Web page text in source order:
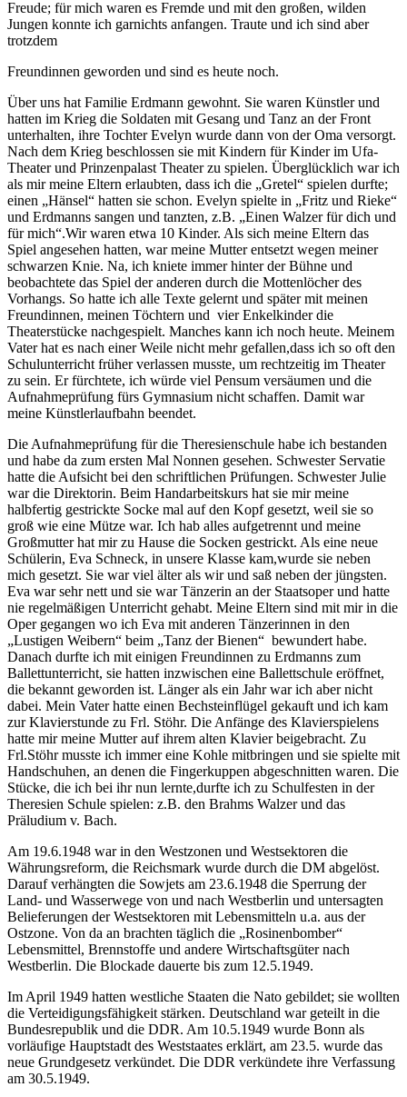
Freude; für mich waren es Fremde und mit den großen, wilden
Jungen konnte ich garnichts anfangen. Traute und ich sind aber
trotzdem
Freundinnen geworden und sind es heute noch.
Über uns hat Familie Erdmann gewohnt. Sie waren Künstler und
hatten im Krieg die Soldaten mit Gesang und Tanz an der Front
unterhalten, ihre Tochter Evelyn wurde dann von der Oma versorgt.
Nach dem Krieg beschlossen sie mit Kindern für Kinder im Ufa-
Theater und Prinzenpalast Theater zu spielen. Überglücklich war ich
als mir meine Eltern erlaubten, dass ich die „Gretel“ spielen durfte;
einen „Hänsel“ hatten sie schon. Evelyn spielte in „Fritz und Rieke“
und Erdmanns sangen und tanzten, z.B. „Einen Walzer für dich und
für mich“.Wir waren etwa 10 Kinder. Als sich meine Eltern das
Spiel angesehen hatten, war meine Mutter entsetzt wegen meiner
schwarzen Knie. Na, ich kniete immer hinter der Bühne und
beobachtete das Spiel der anderen durch die Mottenlöcher des
Vorhangs. So hatte ich alle Texte gelernt und später mit meinen
Freundinnen, meinen Töchtern und vier Enkelkinder die
Theaterstücke nachgespielt. Manches kann ich noch heute. Meinem
Vater hat es nach einer Weile nicht mehr gefallen,dass ich so oft den
Schulunterricht früher verlassen musste, um rechtzeitig im Theater
zu sein. Er fürchtete, ich würde viel Pensum versäumen und die
Aufnahmeprüfung fürs Gymnasium nicht schaffen. Damit war
meine Künstlerlaufbahn beendet.
Die Aufnahmeprüfung für die Theresienschule habe ich bestanden
und habe da zum ersten Mal Nonnen gesehen. Schwester Servatie
hatte die Aufsicht bei den schriftlichen Prüfungen. Schwester Julie
war die Direktorin. Beim Handarbeitskurs hat sie mir meine
halbfertig gestrickte Socke mal auf den Kopf gesetzt, weil sie so
groß wie eine Mütze war. Ich hab alles aufgetrennt und meine
Großmutter hat mir zu Hause die Socken gestrickt. Als eine neue
Schülerin, Eva Schneck, in unsere Klasse kam,wurde sie neben
mich gesetzt. Sie war viel älter als wir und saß neben der jüngsten.
Eva war sehr nett und sie war Tänzerin an der Staatsoper und hatte
nie regelmäßigen Unterricht gehabt. Meine Eltern sind mit mir in die
Oper gegangen wo ich Eva mit anderen Tänzerinnen in den
„Lustigen Weibern“ beim „Tanz der Bienen“ bewundert habe.
Danach durfte ich mit einigen Freundinnen zu Erdmanns zum
Ballettunterricht, sie hatten inzwischen eine Ballettschule eröffnet,
die bekannt geworden ist. Länger als ein Jahr war ich aber nicht
dabei. Mein Vater hatte einen Bechsteinflügel gekauft und ich kam
zur Klavierstunde zu Frl. Stöhr. Die Anfänge des Klavierspielens
hatte mir meine Mutter auf ihrem alten Klavier beigebracht. Zu
Frl.Stöhr musste ich immer eine Kohle mitbringen und sie spielte mit
Handschuhen, an denen die Fingerkuppen abgeschnitten waren. Die
Stücke, die ich bei ihr nun lernte,durfte ich zu Schulfesten in der
Theresien Schule spielen: z.B. den Brahms Walzer und das
Präludium v. Bach.
Am 19.6.1948 war in den Westzonen und Westsektoren die
Währungsreform, die Reichsmark wurde durch die DM abgelöst.
Darauf verhängten die Sowjets am 23.6.1948 die Sperrung der
Land- und Wasserwege von und nach Westberlin und untersagten
Belieferungen der Westsektoren mit Lebensmitteln u.a. aus der
Ostzone. Von da an brachten täglich die „Rosinenbomber“
Lebensmittel, Brennstoffe und andere Wirtschaftsgüter nach
Westberlin. Die Blockade dauerte bis zum 12.5.1949.
Im April 1949 hatten westliche Staaten die Nato gebildet; sie wollten
die Verteidigungsfähigkeit stärken. Deutschland war geteilt in die
Bundesrepublik und die DDR. Am 10.5.1949 wurde Bonn als
vorläufige Hauptstadt des Weststaates erklärt, am 23.5. wurde das
neue Grundgesetz verkündet. Die DDR verkündete ihre Verfassung
am 30.5.1949.